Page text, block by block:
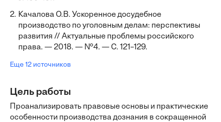
2. Качалова О.В. Ускоренное досудебное
производство по уголовным делам: перспективы
развития // Актуальные проблемы российского
права. — 2018. — №4. — С. 121–129.
Еще 12 источников
Цель работы
Проанализировать правовые основы и практические
особенности производства дознания в сокращенной